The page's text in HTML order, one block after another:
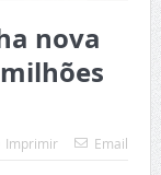
nova
Imprimir Email